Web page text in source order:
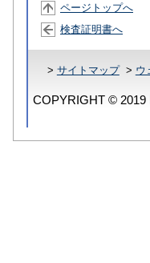
ページトップへ
検査証明書へ
> サイトマップ> ウ
COPYRIGHT © 2019